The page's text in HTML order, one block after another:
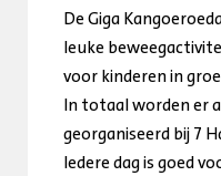
De Giga
leuke
voor kinderen in
In totaal worden er
georganiseerd bij 7
Iedere dag is goed